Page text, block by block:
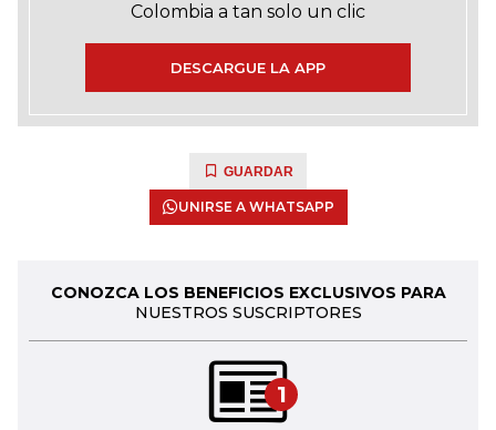
Colombia a tan solo un clic
DESCARGUE LA APP
GUARDAR
UNIRSE A WHATSAPP
CONOZCA LOS BENEFICIOS EXCLUSIVOS PARA
NUESTROS SUSCRIPTORES
1